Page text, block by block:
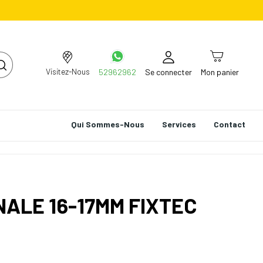
Visitez-Nous 52962962 Se connecter Mon panier
Qui Sommes-Nous Services Contact
16-17MM FIXTEC